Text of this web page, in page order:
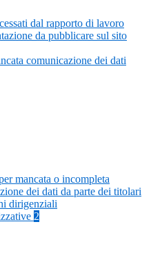
dal rapporto di lavoro
da pubblicare sul sito
comunicazione dei dati
mancata o incompleta
dei dati da parte dei titolari
dirigenziali
2